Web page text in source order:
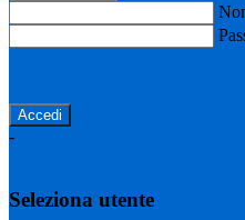
-
Seleziona utente